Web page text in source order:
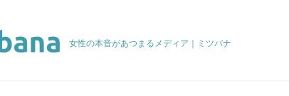
女性の本音があつまるメディア｜ミツバナ